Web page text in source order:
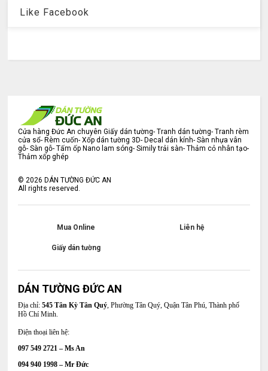
Like Facebook
Cửa hàng Đức An chuyên Giấy dán tường- Tranh dán tường- Tranh rèm
cửa sổ- Rèm cuốn- Xốp dán tường 3D- Decal dán kính- Sàn nhựa vân
gỗ- Sàn gỗ- Tấm ốp Nano lam sóng- Simily trải sàn- Thảm cỏ nhân tạo-
Thảm xốp ghép
©2026 DÁN TƯỜNG ĐỨC AN
All rights reserved.
Mua Online Liên hệ
Giấy dán tường
DÁN TƯỜNG ĐỨC AN
Địa chỉ: 545 Tân Kỳ Tân Quý, Phường Tân Quý, Quận Tân Phú, Thành phố
Hồ Chí Minh.
Điện thoại liên hệ:
097 549 2721 – Ms An
094 940 1998 – Mr Đức